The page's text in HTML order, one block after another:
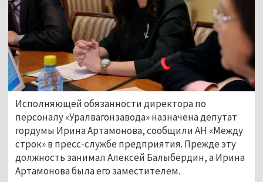
Исполняющей обязанности директора по
персоналу «Уралвагонзавода» назначена депутат
гордумы Ирина Артамонова, сообщили АН «Между
строк» в пресс-службе предприятия. Прежде эту
должность занимал Алексей Балыбердин, а Ирина
Артамонова была его заместителем.